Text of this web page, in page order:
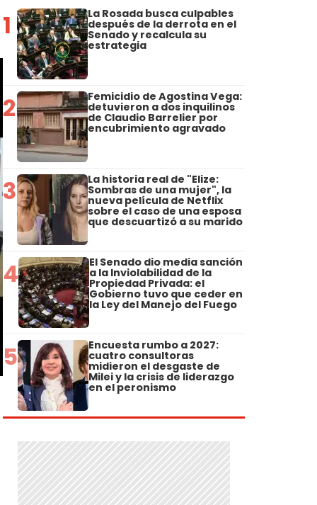
1 La Rosada busca culpables
después de la derrota en el
Senado y recalcula su
estrategia
2 Femicidio de Agostina Vega:
detuvieron a dos inquilinos
de Claudio Barrelier por
encubrimiento agravado
3 La historia real de "Elize:
Sombras de una mujer", la
nueva película de Netflix
sobre el caso de una esposa
que descuartizó a su marido
4 El Senado dio media sanción
a la Inviolabilidad de la
Propiedad Privada: el
Gobierno tuvo que ceder en
la Ley del Manejo del Fuego
5 Encuesta rumbo a 2027:
cuatro consultoras
midieron el desgaste de
Milei y la crisis de liderazgo
en el peronismo